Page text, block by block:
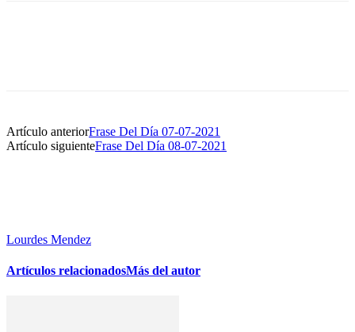
Artículo anteriorFrase Del Día 07-07-2021
Artículo siguienteFrase Del Día 08-07-2021
Lourdes Mendez
Artículos relacionadosMás del autor